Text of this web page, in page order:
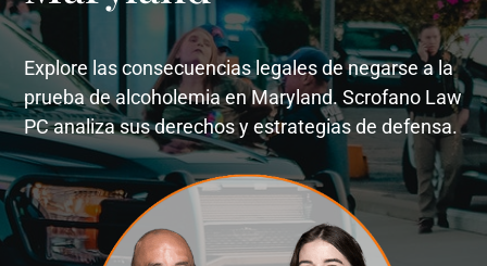
Explore las consecuencias legales de negarse a la
prueba de alcoholemia en Maryland. Scrofano Law
PC analiza sus derechos y estrategias de defensa.